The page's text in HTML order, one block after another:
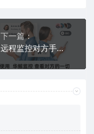
下一篇：
远程监控对方手机位置不被发现？偷偷查看实时定位和历史轨迹的方法